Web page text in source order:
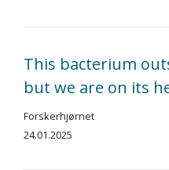
This bacterium
but we are on its
Forskerhjørnet
24.01.2025